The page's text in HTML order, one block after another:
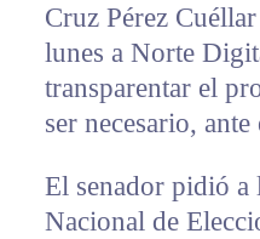
Cruz Pérez
lunes a Norte
transparentar el
ser necesario,
El senador pidió a
Nacional de